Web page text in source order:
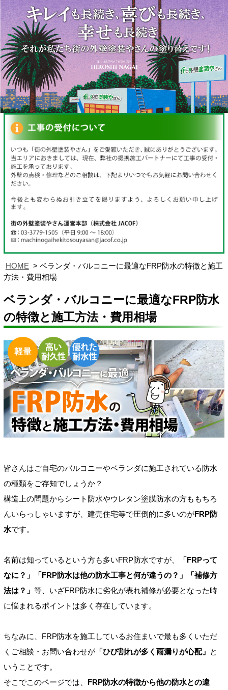
HOME
ベランダ・バルコニーに最適なFRP防水の特徴と施工
方法・費用相場
ベランダ・バルコニーに最適なFRP防水
の特徴と施工方法・費用相場
皆さんはご自宅のバルコニーやベランダに施工されている防水
の種類をご存知でしょうか？
構造上の問題からシート防水やウレタン塗膜防水の方ももちろ
んいらっしゃいますが、建売住宅等で圧倒的に多いのがFRP防
水です。
名前は知っているという方も多いFRP防水ですが、
「FRPって
なに？」「FRP防水は他の防水工事と何が違うの？」「補修方
法は？」 等、いざFRP防水に劣化が表れ補修が必要となった時
に悩まれるポイントは多く存在しています。
ちなみに、FRP防水を施工しているお住まいで最も多くいただ
くご相談・お問い合わせが 「ひび割れが多く雨漏りが心配」 と
いうことです。
そこでこのページでは、 FRP防水の特徴から他の防水との違